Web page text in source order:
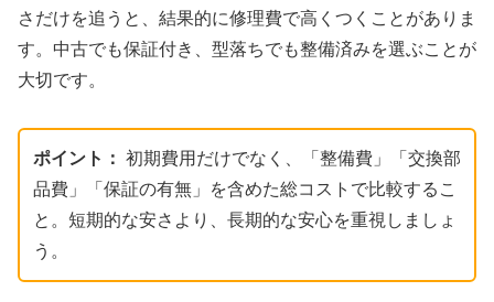
さだけを追うと、結果的に修理費で高くつくことがありま
す。中古でも保証付き、型落ちでも整備済みを選ぶことが
大切です。
ポイント： 初期費用だけでなく、「整備費」「交換部
品費」「保証の有無」を含めた総コストで比較するこ
と。短期的な安さより、長期的な安心を重視しましょ
う。